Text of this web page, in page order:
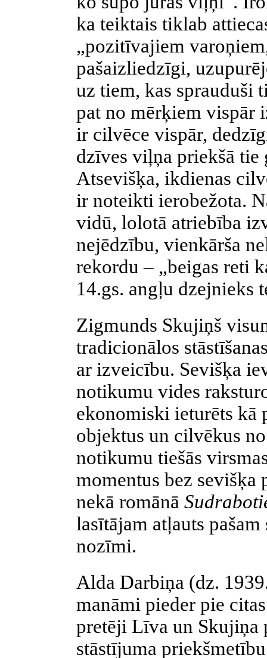
ka teiktais tiklab
„pozitīvajiem
pašaizliedzīgi,
uz tiem, kas sprauduši
pat no mērķiem vispār
ir cilvēce vispār,
dzīves viļņa priekšā
Atsevišķa, ikdienas
ir noteikti ierobežota.
vidū, lolotā atriebība
nejēdzību, vienkārša
rekordu – „beigas reti
14.gs. angļu dzejnieks
Zigmunds Skujiņš
tradicionālos
ar izveicību. Sevišķa
notikumu vides
ekonomiski ieturēts
objektus un cilvēkus
notikumu tiešās
momentus bez
nekā romānā
lasītājam atļauts
nozīmi.
Alda Darbiņa (dz.
manāmi pieder pie
pretēji Līva un Skujiņa
stāstījuma